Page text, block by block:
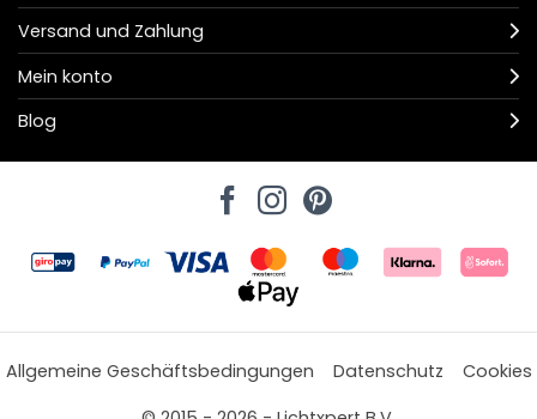
Versand und Zahlung
Mein konto
Blog
Allgemeine Geschäftsbedingungen Datenschutz
Cookies